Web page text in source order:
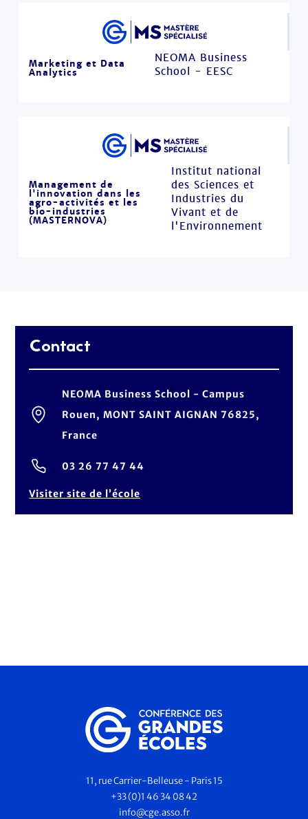
Marketing et Data
Analytics
NEOMA Business
School - EESC
Management de
l'innovation dans les
agro-activités et les
bio-industries
(MASTERNOVA)
Institut national
des Sciences et
Industries du
Vivant et de
l'Environnement
Contact
NEOMA Business School - Campus
Rouen, MONT SAINT AIGNAN 76825,
France
03 26 77 47 44
Visiter site de l’école
11, rue Carrier-Belleuse - Paris 15
+33 (0)1 46 34 08 42
info@cge.asso.fr